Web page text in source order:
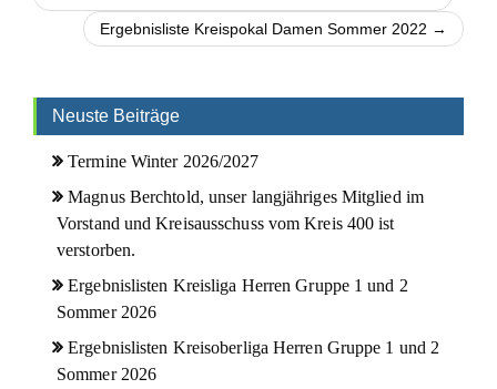
Ergebnisliste Kreispokal Damen Sommer 2022 →
Neuste Beiträge
Termine Winter 2026/2027
Magnus Berchtold, unser langjähriges Mitglied im
Vorstand und Kreisausschuss vom Kreis 400 ist
verstorben.
Ergebnislisten Kreisliga Herren Gruppe 1 und 2
Sommer 2026
Ergebnislisten Kreisoberliga Herren Gruppe 1 und 2
Sommer 2026